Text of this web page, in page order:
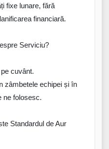
fixe lunare, fără
financiară.
Serviciu?
cuvânt.
zâmbetele echipei și în
ne folosesc.
Standardul de Aur